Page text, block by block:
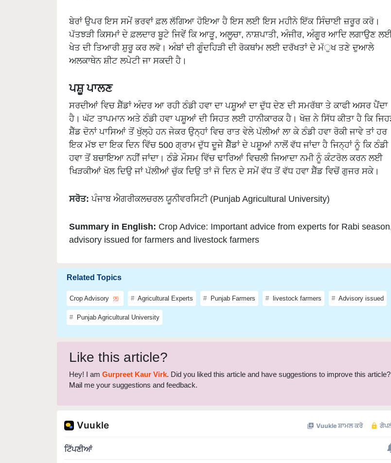
ਪੱਤਝੜੀ ਕਿਸਮਾਂ ਦੇ ਫ਼ਲਦਾਰ ਬੂਟੇ ਜਿਵੇਂ ਕਿ ਆੜੂ, ਅਲੂਚਾ, ਨਾਸ਼ਪਾਤੀ, ਅੰਜੀਰ, ਅੰਗੂਰ ਆਦਿ ਲਗਾਉਣ ਲਈ
ਖੇਤ ਦੀ ਤਿਆਰੀ ਸ਼ੁਰੂ ਕਰ ਲਵੋ। ਅੰਬਾਂ ਦੀ ਗੂੰਦਹਿੜੀ ਦੀ ਰੋਕਥਾਂਮ ਲਈ ਦਰੱਖਤਾਂ ਦੇ ਮੱੁਖ ਤਣੇ ਦੁਆਲੇ
ਅਲਕਾਥੇਨ ਸ਼ੀਟ ਲਪੇਟੀ ਜਾ ਸਕਦੀ ਹੈ।
ਸਰਦੀਆਂ ਵਿਚ ਸ਼ੈੱਡਾਂ ਅੰਦਰ ਆ ਰਹੀ ਠੰਡੀ ਹਵਾ ਦਾ ਪਸ਼ੂਆਂ ਦਾ ਦੁੱਧ ਦੇਣ ਦੀ ਸਮਰੱਥਾ ਤੇ ਕਾਫੀ ਅਸਰ ਪੈਂਦਾ
ਹੈ। ਘੱਟ ਤਾਪਮਾਨ ਅਤੇ ਠੰਡੀ ਹਵਾ ਪਸ਼ੂਆਂ ਦੀ ਸਿਹਤ ਲਈ ਹਾਨੀਕਾਰਕ ਹੈ। ਖੋਜ਼ ਨੇ ਸਿੱਧ ਕੀਤਾ ਹੈ ਕਿ ਜਿਹੜੇ
ਸ਼ੈੱਡ ਦੋਨਾਂ ਪਾਸਿਆਂ ਤੋਂ ਖੁੱਲ੍ਹੇ ਹਨ ਜੇਕਰ ਉਨ੍ਹਾਂ ਵਿਚ ਰਾਤ ਵੇਲੇ ਪੱਲੀਆਂ ਲਾ ਕੇ ਠੰਡੀ ਹਵਾ ਰੋਕੀ ਜਾਵੇ ਤਾਂ ਹਰ
ਇਕ ਮੱਝ ਦਾ ਇਕ ਦਿਨ ਵਿੱਚ 500 ਗ੍ਰਾਮ ਦੁੱਧ ਦੂਜੇ ਸ਼ੇੈੱਡਾਂ ਦੇ ਪਸ਼ੂਆਂ ਨਾਲੋਂ ਵੱਧ ਜਾਂਦਾ ਹੈ ਜਿਨ੍ਹਾਂ ਨੂੰ ਕਿ ਠੰਡੀ
ਹਵਾ ਤੋਂ ਬਚਾਇਆ ਨਹੀਂ ਜਾਂਦਾ। ਠੰਡੇ ਮੌਸਮ ਵਿੱਚ ਢਾਰਿਆਂ ਵਿਚਲੀ ਜਿਆਦਾ ਨਮੀ ਨੂੰ ਕੰਟਰੋਲ ਕਰਨ ਲਈ
ਖਿੜਕੀਆਂ ਖੋਲ ਦਿਉ ਜਾਂ ਪੱਲੀਆਂ ਚੁੱਕ ਦਿਉ ਤਾਂ ਜੋ ਦਿਨ ਦੇ ਸਮੇਂ ਵੱਧ ਤੋਂ ਵੱਧ ਹਵਾ ਸ਼ੈੱਡ ਵਿਚੋਂ ਗੁਜਰ ਸਕੇ।
advisory issued for farmers and livestock farmers
Crop Advisory
Punjab Agricultural University
Like this article?
Hey! I am Gurpreet Kaur Virk. Did you liked this article and have suggestions to improve this article?